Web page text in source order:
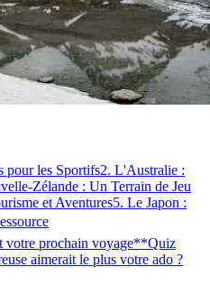
pour les Sportifs2. L'Australie :
Zélande : Un Terrain de Jeu
et Aventures5. Le Japon :
votre prochain voyage**Quiz
aimerait le plus votre ado ?